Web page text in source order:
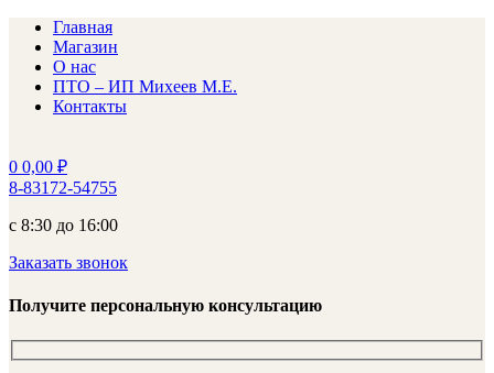
Главная
Магазин
О нас
ПТО – ИП Михеев М.Е.
Контакты
0 0,00 ₽
8-83172-54755
с 8:30 до 16:00
Заказать звонок
Получите персональную консультацию